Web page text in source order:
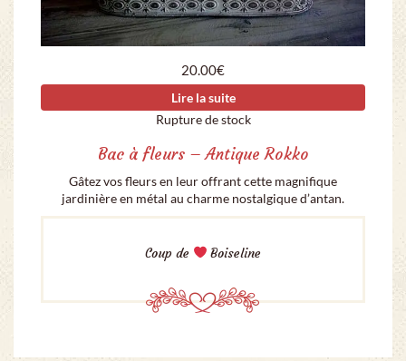
20.00€
Lire la suite
Rupture de stock
Bac à fleurs – Antique Rokko
Gâtez vos fleurs en leur offrant cette magnifique
jardinière en métal au charme nostalgique d’antan.
Coup de Boiseline